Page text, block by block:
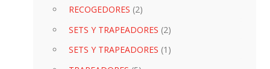
RECOGEDORES (2)
SETS Y TRAPEADORES (2)
SETS Y TRAPEADORES (1)